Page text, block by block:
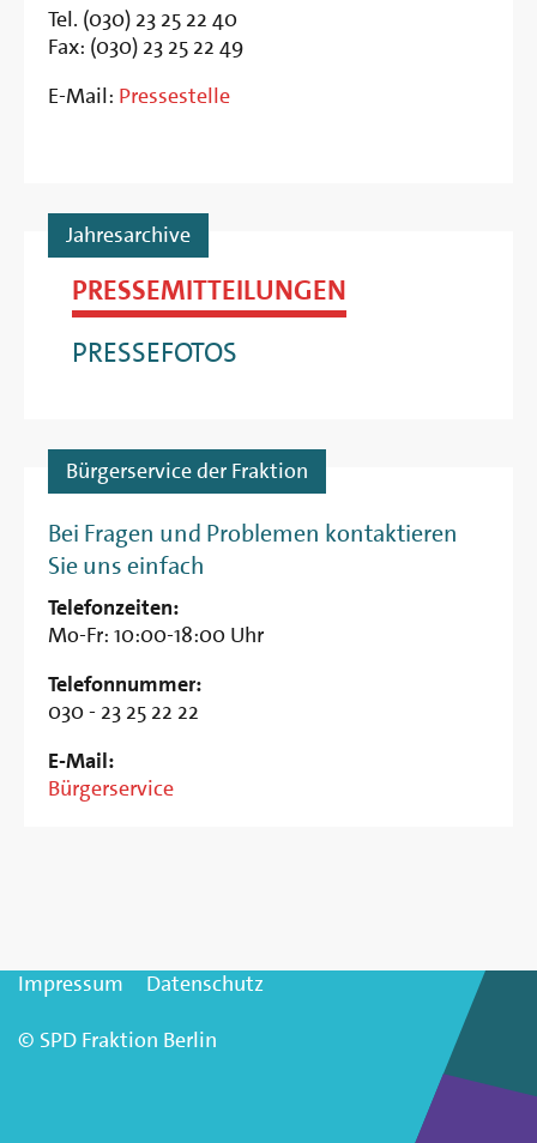
Tel. (030) 23 25 22 40
Fax: (030) 23 25 22 49
E-Mail: Pressestelle
Jahresarchive
PRESSEMITTEILUNGEN
PRESSEFOTOS
Bürgerservice der Fraktion
Bei Fragen und Problemen kontaktieren
Sie uns einfach
Telefonzeiten:
Mo-Fr: 10:00-18:00 Uhr
Telefonnummer:
030 - 23 25 22 22
E-Mail:
Bürgerservice
Impressum
Datenschutz
© SPD Fraktion Berlin